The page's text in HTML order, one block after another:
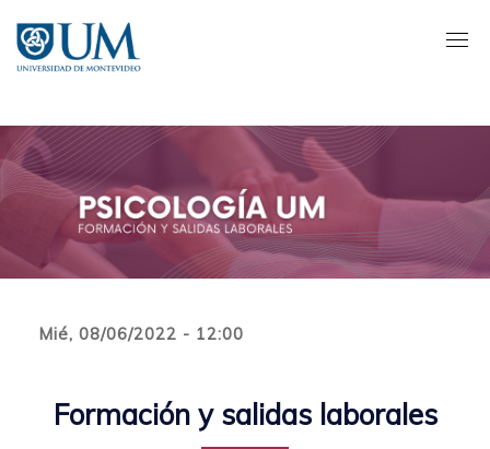
contenido
principal
Mié, 08/06/2022 - 12:00
Formación y salidas laborales